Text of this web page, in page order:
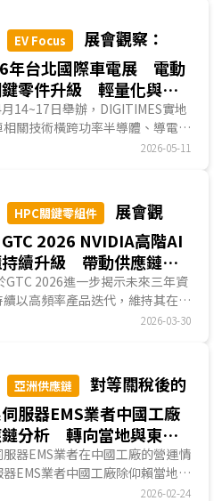
力需求，強化Google對AI基礎
EV Focus
展會觀察：
年台北國際車電展 電動
零件升級 輕量化與高
成提升續航里程關鍵
14~17日舉辦，DIGITIMES實地
關技術橫跨功率半導體、導電材
及電池熱管理系統四大面向，各
2026-05-11
HPC關鍵零組件
展會觀
2026 NVIDIA高階AI
續升級 帶動供應鏈價
積極布局AI推論運算
案
GTC 2026進一步揭示未來三年資
以高頻率產品迭代，維持其在AI
較GTC 2025的重點仍偏向高算
布局，並開始針對不同AI工作負
方案。...
2026-03-30
亞洲供應鏈
對等關稅後的
服器EMS業者中國工廠
分析 轉向當地與東協
戶為主
器EMS業者在中國工廠的營運情
EMS業者中國工廠除仰賴當地中
美國對等關稅影響，美國市場客
2026-02-24